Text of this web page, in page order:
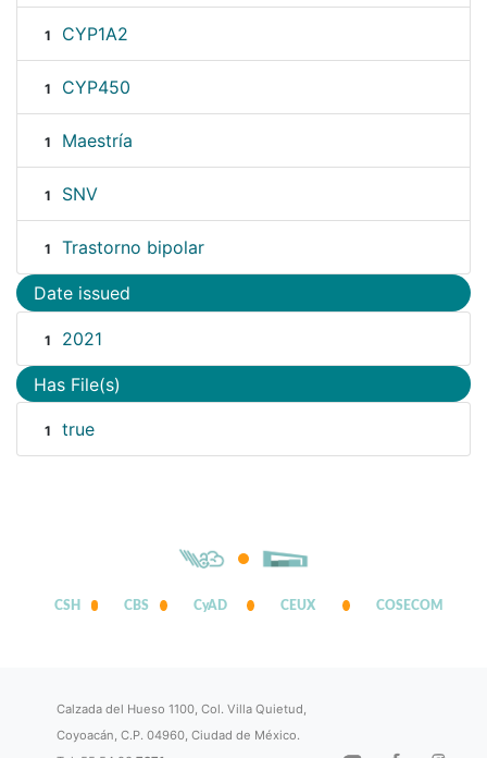
1 CYP1A2
1 CYP450
1 Maestría
1 SNV
1 Trastorno bipolar
Date issued
1 2021
Has File(s)
1 true
CSH CBS CyAD CEUX COSECOM
Calzada del Hueso 1100, Col. Villa Quietud,
Coyoacán, C.P. 04960, Ciudad de México.